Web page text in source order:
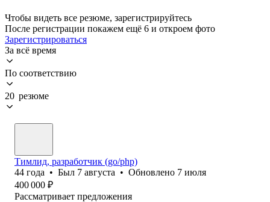
Чтобы видеть все резюме, зарегистрируйтесь
После регистрации покажем ещё 6 и откроем фото
Зарегистрироваться
За всё время
По соответствию
20 резюме
Тимлид, разработчик (go/php)
44 года • Был 7 августа • Обновлено 7 июля
400 000 ₽
Рассматривает предложения